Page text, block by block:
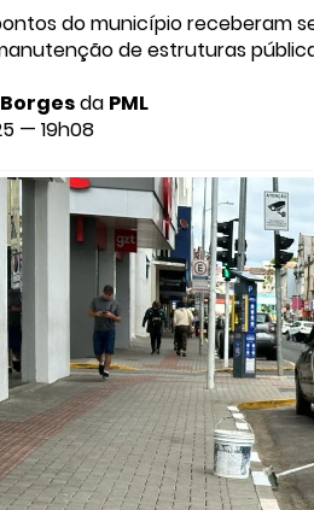
do município receberam
de estruturas
da PML
— 19h08